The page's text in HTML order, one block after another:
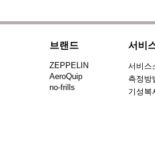
브랜드
ZEPPELIN
AeroQuip
no-frills
서비
서비스
측정방
기성복